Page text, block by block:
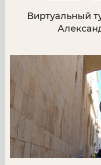
Виртуальный